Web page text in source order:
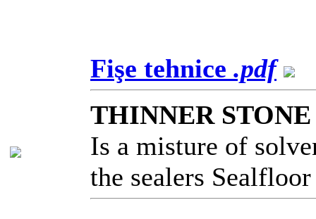
Fişe tehnice .pdf
THINNER STONE
Is a misture of
the sealers